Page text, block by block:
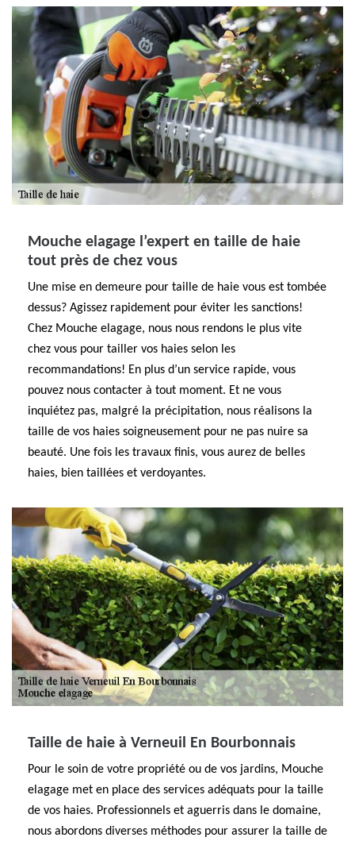
Mouche elagage l’expert en taille de haie
tout près de chez vous
Une mise en demeure pour taille de haie vous est tombée
dessus? Agissez rapidement pour éviter les sanctions!
Chez Mouche elagage, nous nous rendons le plus vite
chez vous pour tailler vos haies selon les
recommandations! En plus d’un service rapide, vous
pouvez nous contacter à tout moment. Et ne vous
inquiétez pas, malgré la précipitation, nous réalisons la
taille de vos haies soigneusement pour ne pas nuire sa
beauté. Une fois les travaux finis, vous aurez de belles
haies, bien taillées et verdoyantes.
Taille de haie à Verneuil En Bourbonnais
Pour le soin de votre propriété ou de vos jardins, Mouche
elagage met en place des services adéquats pour la taille
de vos haies. Professionnels et aguerris dans le domaine,
nous abordons diverses méthodes pour assurer la taille de